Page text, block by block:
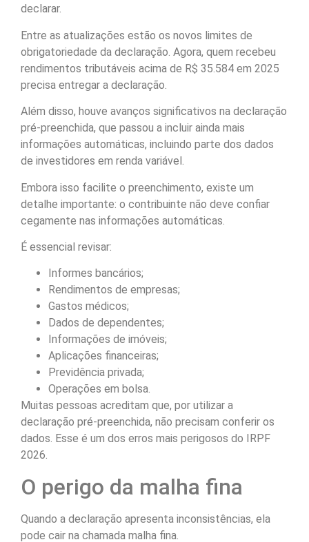
declarar.
Entre as atualizações estão os novos limites de
obrigatoriedade da declaração. Agora, quem recebeu
rendimentos tributáveis acima de R$ 35.584 em 2025
precisa entregar a declaração.
Além disso, houve avanços significativos na declaração
pré-preenchida, que passou a incluir ainda mais
informações automáticas, incluindo parte dos dados
de investidores em renda variável.
Embora isso facilite o preenchimento, existe um
detalhe importante: o contribuinte não deve confiar
cegamente nas informações automáticas.
É essencial revisar:
Informes bancários;
Rendimentos de empresas;
Gastos médicos;
Dados de dependentes;
Informações de imóveis;
Aplicações financeiras;
Previdência privada;
Operações em bolsa.
Muitas pessoas acreditam que, por utilizar a
declaração pré-preenchida, não precisam conferir os
dados. Esse é um dos erros mais perigosos do IRPF
2026.
O perigo da malha fina
Quando a declaração apresenta inconsistências, ela
pode cair na chamada malha fina.